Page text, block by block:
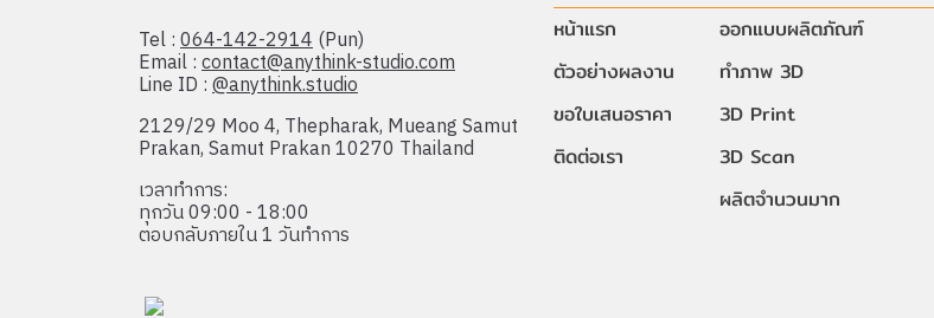
Tel :064-142-2914(Pun)
Email :contact@anythink-studio.com
Line ID :@anythink.studio
2129/29 Moo 4, Thepharak, Mueang Samut
Prakan, Samut Prakan 10270 Thailand
เวลาทำการ:
ทุกวัน 09:00 - 18:00
ตอบกลับภายใน 1 วันทำการ
หน้าแรก
ตัวอย่างผลงาน
ขอใบเสนอราคา
ติดต่อเรา
ออกแบบผลิตภัณฑ์
ทำภาพ 3D
3D Print
3D Scan
ผลิตจำนวนมาก